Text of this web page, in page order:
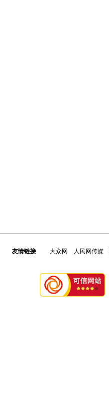
友情链接 大众网 人民网传媒